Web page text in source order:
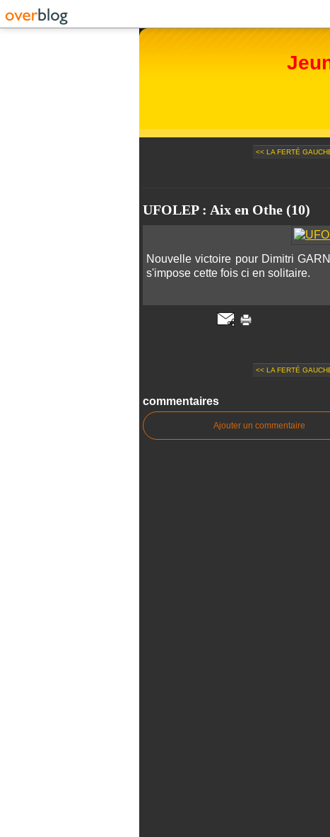
<< LA FERTÉ
UFOLEP : Aix en Othe (10)
Nouvelle victoire pour Dimitri
s'impose cette fois ci en solitaire.
<< LA FERTÉ
commentaires
Ajouter un commentaire